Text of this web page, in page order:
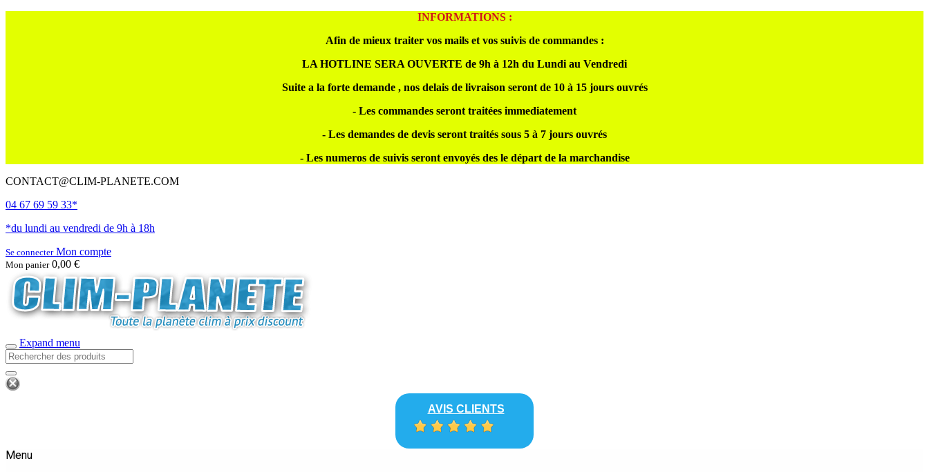
INFORMATIONS :
Afin de mieux traiter vos mails et vos suivis de commandes :
LA HOTLINE SERA OUVERTE de 9h à 12h du Lundi au Vendredi
Suite a la forte demande , nos delais de livraison seront de 10 à 15 jours ouvrés
- Les commandes seront traitées immediatement
- Les demandes de devis seront traités sous 5 à 7 jours ouvrés
- Les numeros de suivis seront envoyés des le départ de la marchandise
CONTACT@CLIM-PLANETE.COM
04 67 69 59 33*
*du lundi au vendredi de 9h à 18h
Se connecterMon compte
Mon panier 0,00 €
Expand menu
AVIS CLIENTS
Menu